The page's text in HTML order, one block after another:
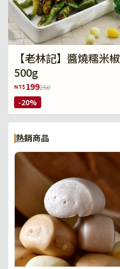
【老林記】醬燒糯米椒
500g
NT$ 199250
-20%
熱銷商品